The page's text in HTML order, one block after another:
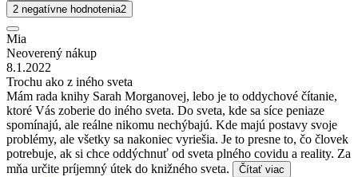
2 negatívne hodnotenia2
Mia
Neoverený nákup
8.1.2022
Trochu ako z iného sveta
Mám rada knihy Sarah Morganovej, lebo je to oddychové čítanie,
ktoré Vás zoberie do iného sveta. Do sveta, kde sa síce peniaze
spomínajú, ale reálne nikomu nechýbajú. Kde majú postavy svoje
problémy, ale všetky sa nakoniec vyriešia. Je to presne to, čo človek
potrebuje, ak si chce oddýchnuť od sveta plného covidu a reality. Za
mňa určite príjemný útek do knižného sveta.
Čítať viac